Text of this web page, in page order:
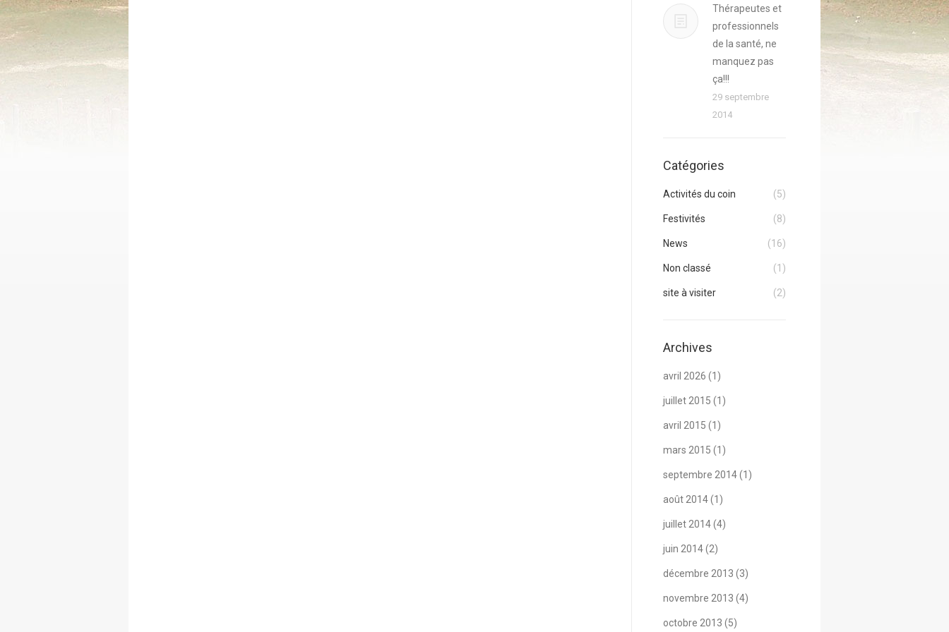
Thérapeutes et
professionnels
de la santé, ne
manquez pas
ça!!!
29 septembre
2014
Catégories
Activités du coin (5)
Festivités (8)
News (16)
Non classé (1)
site à visiter (2)
Archives
avril 2026 (1)
juillet 2015 (1)
avril 2015 (1)
mars 2015 (1)
septembre 2014(1)
août 2014(1)
juillet 2014(4)
juin 2014(2)
décembre 2013 (3)
novembre 2013 (4)
octobre 2013 (5)